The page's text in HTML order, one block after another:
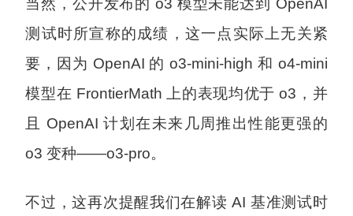
当然，公开发布的 o3 模型未能达到 OpenAI
测试时所宣称的成绩，这一点实际上无关紧
要，因为 OpenAI 的 o3-mini-high 和 o4-mini
模型在 FrontierMath 上的表现均优于 o3，并
且 OpenAI 计划在未来几周推出性能更强的
o3 变种——o3-pro。
不过，这再次提醒我们在解读 AI 基准测试时